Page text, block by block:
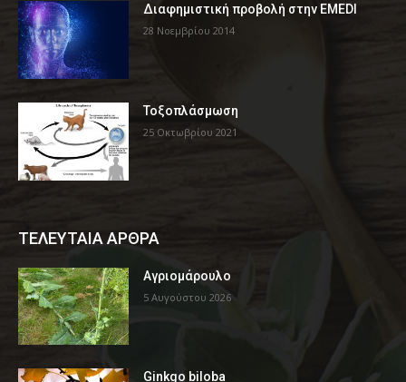
Διαφημιστική προβολή στην EMEDI
28 Νοεμβρίου 2014
Τοξοπλάσμωση
25 Οκτωβρίου 2021
ΤΕΛΕΥΤΑΙΑ ΑΡΘΡΑ
Αγριομάρουλο
5 Αυγούστου 2026
Ginkgo biloba